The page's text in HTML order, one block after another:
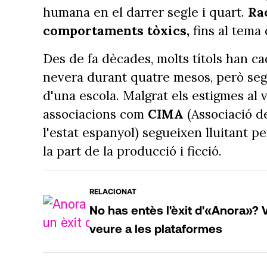
humana en el darrer segle i quart.
comportaments tòxics, fins al tema
Des de fa dècades, molts títols han
nevera durant quatre mesos, però
d'una escola. Malgrat els estigmes
associacions com CIMA (Associació
l'estat espanyol) segueixen lluitant
la part de la producció i ficció.
RELACIONAT
No has entès l'èxit d'«Anora»?
veure a les plataformes